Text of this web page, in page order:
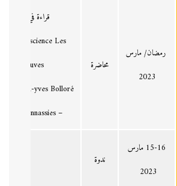
رمضان/ مارس
2023
محاضرة
قراءة في كتاب:
– La science Les
epreuves
– Michel-yves Bolloré
– Olivier Bonnassies
15-16 مارس
2023
ندوة